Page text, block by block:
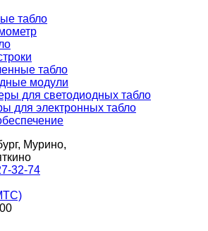
табло
табло
модули
для светодиодных табло
для электронных табло
Мурино,
32-74